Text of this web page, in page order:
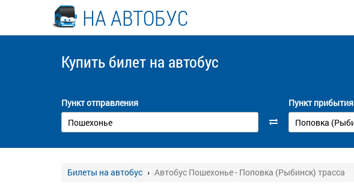
НА АВТОБУС
Купить билет на автобус
Пункт отправления Пункт прибытия
Билеты на автобус Автобус Пошехонье - Поповка (Рыбинск) трасса